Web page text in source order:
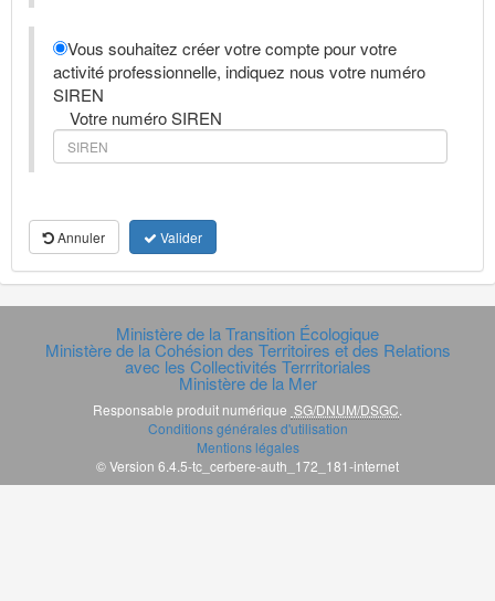
Vous souhaitez créer votre compte pour votre
activité professionnelle, indiquez nous votre numéro
SIREN
Votre numéro SIREN
Annuler Valider
Ministère de la Transition Écologique
Ministère de la Cohésion des Territoires et des Relations
avec les Collectivités Terrritoriales
Ministère de la Mer
Responsable produit numérique SG/DNUM/DSGC
Conditions générales d'utilisation
Mentions légales
© Version 6.4.5-tc_cerbere-auth_172_181-internet